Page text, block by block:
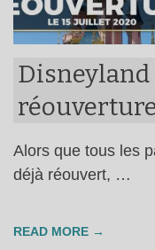
Disneyland
Alors que tous les
déjà réouvert, …
READ MORE →